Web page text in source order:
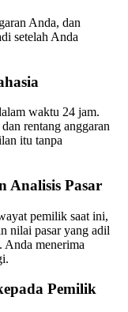
Anda, dan
setelah Anda
waktu 24 jam.
rentang anggaran
itu tanpa
Analisis Pasar
pemilik saat ini,
nilai pasar yang adil
Anda menerima
Pemilik